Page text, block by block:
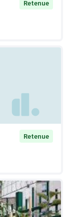
Retenue
Retenue